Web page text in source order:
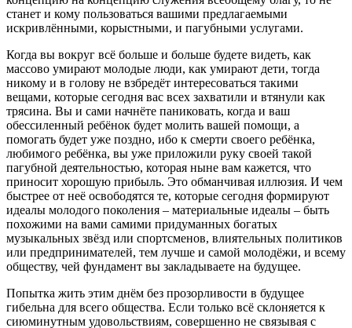
станет и кому пользоваться вашими предлагаемыми
искривлёнными, корыстными, и пагубными услугами.
Когда вы вокруг всё больше и больше будете видеть, как
массово умирают молодые люди, как умирают дети, тогда
никому и в голову не взбредёт интересоваться такими
вещами, которые сегодня вас всех захватили и втянули как
трясина. Вы и сами начнёте паниковать, когда и ваш
обессиленный ребёнок будет молить вашей помощи, а
помогать будет уже поздно, ибо к смерти своего ребёнка,
любимого ребёнка, вы уже приложили руку своей такой
пагубной деятельностью, которая ныне вам кажется, что
приносит хорошую прибыль. Это обманчивая иллюзия. И чем
быстрее от неё освободятся те, которые сегодня формируют
идеалы молодого поколения – материальные идеалы – быть
похожими на вами самими придуманных богатых
музыкальных звёзд или спортсменов, влиятельных политиков
или предпринимателей, тем лучше и самой молодёжи, и всему
обществу, чей фундамент вы закладываете на будущее.
Попытка жить этим днём без прозорливости в будущее
гибельна для всего общества. Если только всё склоняется к
сиюминутным удовольствиям, совершенно не связывая с